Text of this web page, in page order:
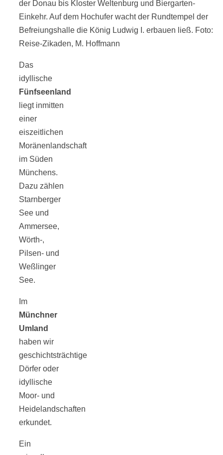
der Donau bis Kloster Weltenburg und Biergarten-
Einkehr. Auf dem Hochufer wacht der Rundtempel der
Befreiungshalle die König Ludwig I. erbauen ließ. Foto:
Reise-Zikaden, M. Hoffmann
Das
idyllische
Fünfseenland
liegt inmitten
einer
eiszeitlichen
Moränenlandschaft
im Süden
Münchens.
Dazu zählen
Starnberger
See und
Ammersee,
Wörth-,
Pilsen- und
Weßlinger
See.
Im
Münchner
Umland
haben wir
geschichtsträchtige
Dörfer oder
idyllische
Moor- und
Heidelandschaften
erkundet.
Ein